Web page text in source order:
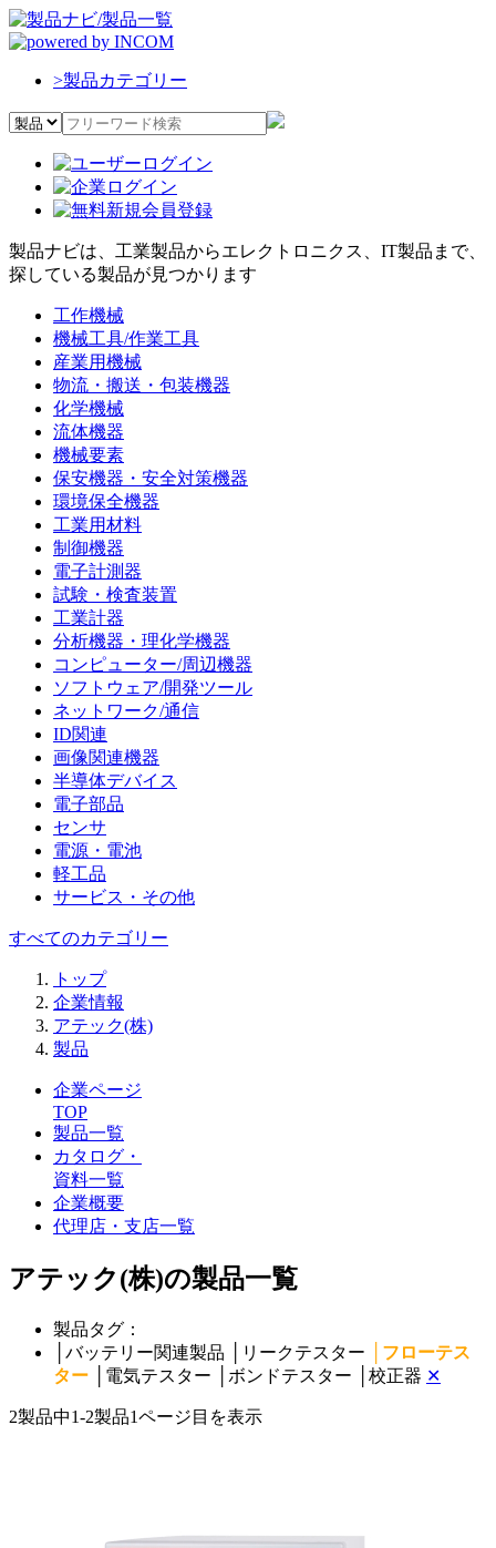
>製品カテゴリー
製品ナビは、工業製品からエレクトロニクス、IT製品まで、
探している製品が見つかります
工作機械
機械工具/作業工具
産業用機械
物流・搬送・包装機器
化学機械
流体機器
機械要素
保安機器・安全対策機器
環境保全機器
工業用材料
制御機器
電子計測器
試験・検査装置
工業計器
分析機器・理化学機器
コンピューター/周辺機器
ソフトウェア/開発ツール
ネットワーク/通信
ID関連
画像関連機器
半導体デバイス
電子部品
センサ
電源・電池
軽工品
サービス・その他
すべてのカテゴリー
トップ
企業情報
アテック(株)
製品
企業ページ
TOP
製品一覧
カタログ・
資料一覧
企業概要
代理店・支店一覧
アテック(株)の製品一覧
製品タグ：
バッテリー関連製品 リークテスター
フローテス
ター
電気テスター ボンドテスター 校正器 ✕
2製品中1-2製品1ページ目を表示